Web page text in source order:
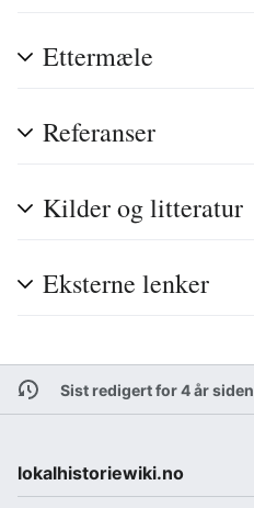
Ettermæle
Referanser
Kilder og litteratur
Eksterne lenker
Sist redigert for 4 år siden
lokalhistoriewiki.no